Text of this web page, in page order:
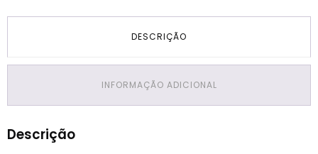
DESCRIÇÃO
INFORMAÇÃO ADICIONAL
Descrição